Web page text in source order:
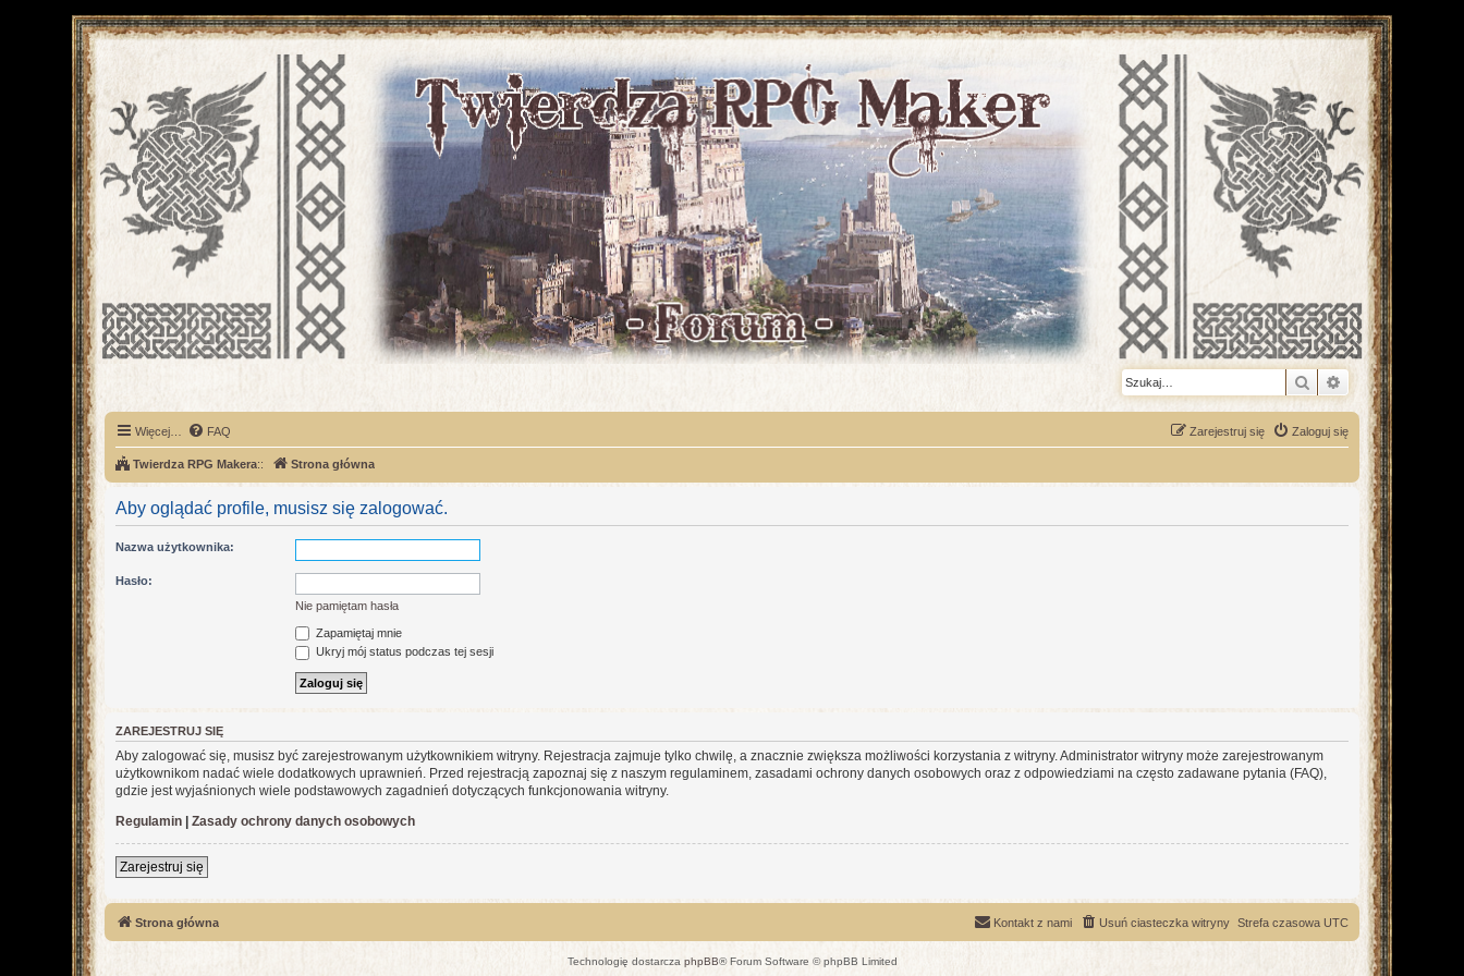
Szukaj Wyszukiwanie
Więcej… FAQ Zaloguj się
Zarejestruj się
Twierdza RPG Makera:: Strona główna
Aby oglądać profile, musisz się zalogować.
Nazwa użytkownika:
Hasło:
Nie pamiętam hasła
Zapamiętaj mnie
Ukryj mój status podczas tej sesji
ZAREJESTRUJ SIĘ
Aby zalogować się, musisz być zarejestrowanym użytkownikiem witryny. Rejestracja zajmuje tylko chwilę, a znacznie zwiększa możliwości korzystania z witryny. Administrator witryny może zarejestrowanym
użytkownikom nadać wiele dodatkowych uprawnień. Przed rejestracją zapoznaj się z naszym regulaminem, zasadami ochrony danych osobowych oraz z odpowiedziami na często zadawane pytania (FAQ),
gdzie jest wyjaśnionych wiele podstawowych zagadnień dotyczących funkcjonowania witryny.
Regulamin
Zasady ochrony danych osobowych
Zarejestruj się
Strona główna Strefa czasowa UTC
Usuń ciasteczka witryny
Kontakt z nami
Technologię dostarcza phpBB® Forum Software © phpBB Limited